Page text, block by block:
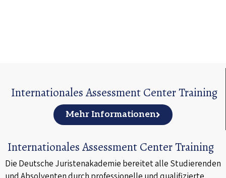
Internationales Assessment Center Training
Mehr Informationen
Internationales Assessment Center Training
Die Deutsche Juristenakademie bereitet alle Studierenden